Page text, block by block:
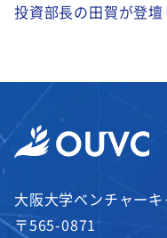
投資部長の田賀が登壇
大阪大学ベンチャー
〒565-0871